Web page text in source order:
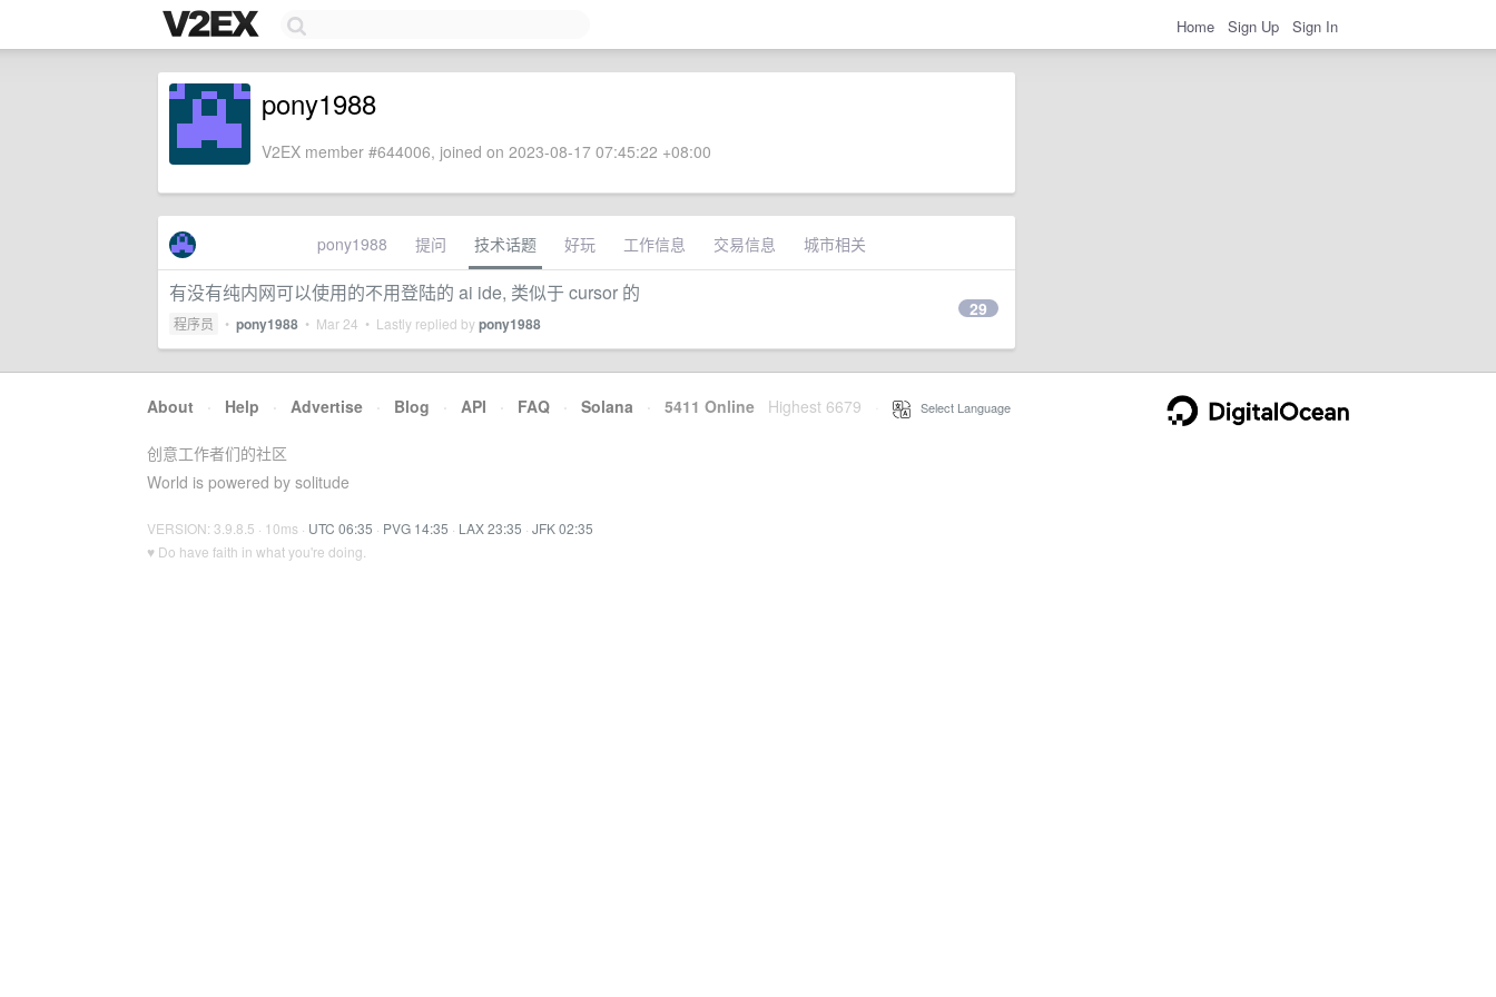
Home Sign Up Sign In
pony1988
V2EX member #644006, joined on 2023-08-17 07:45:22 +08:00
pony1988 提问 技术话题 好玩 工作信息 交易信息 城市相关
有没有纯内网可以使用的不用登陆的 ai ide, 类似于 cursor 的
程序员 • pony1988 • Mar 24 • Lastly replied bypony1988
29
About · Help · Advertise · Blog · API · FAQ · Solana · 5411 Online Highest 6679 Select Language
创意工作者们的社区
World is powered by solitude
VERSION: 3.9.8.5 · 10ms · UTC 06:35 · PVG 14:35 · LAX 23:35 · JFK 02:35
♥ Do have faith in what you're doing.